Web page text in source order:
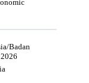
Badan